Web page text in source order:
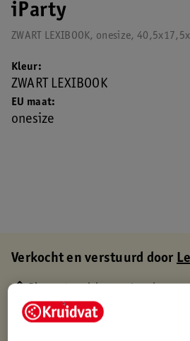
iParty
ZWART LEXIBOOK, onesize,
EU maat
onesize
Kleur
ZWART LEXIBOOK
Verkocht en verstuurd door
Gratis thuisbezorgd
Gratis retourneren via